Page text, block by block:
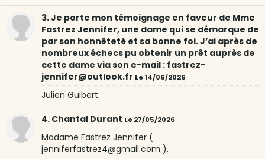
3. Je porte mon témoignage en faveur de Mme
Fastrez Jennifer, une dame qui se démarque de
par son honnêteté et sa bonne foi. J’ai après de
nombreux échecs pu obtenir un prêt auprès de
cette dame via son e-mail : fastrez-
jennifer@outlook.fr Le 14/06/2026
Julien Guibert
4. Chantal Durant Le 27/05/2026
Madame Fastrez Jennifer (
jenniferfastrez4@gmail.com ).